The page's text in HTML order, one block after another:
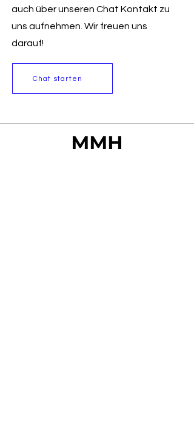
auch über unseren Chat Kontakt zu
uns aufnehmen. Wir freuen uns
darauf!
Chat starten